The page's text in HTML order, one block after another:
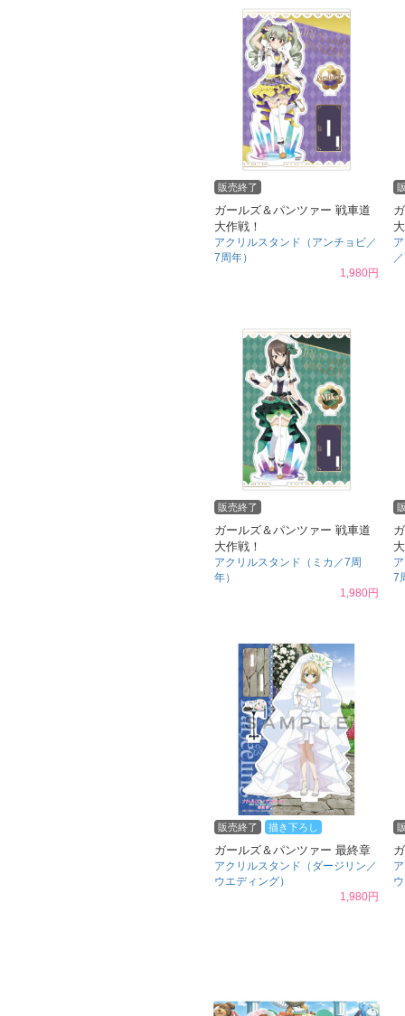
販売終了
ガールズ＆パンツァー 戦車道
大作戦！
アクリルスタンド（アンチョビ／
7周年）
1,980円
販売終了
ガールズ＆パンツァー 戦車道
大作戦！
アクリルスタンド（ミカ／7周
年）
1,980円
7
販売終了 描き下ろし
ガールズ＆パンツァー 最終章
アクリルスタンド（ダージリン／
ウエディング）
1,980円